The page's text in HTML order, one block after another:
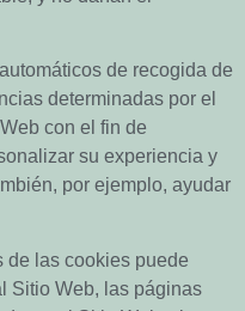
de recogida de
determinadas por el
con el fin de
su experiencia y
por ejemplo, ayudar
de las cookies puede
Sitio Web, las páginas